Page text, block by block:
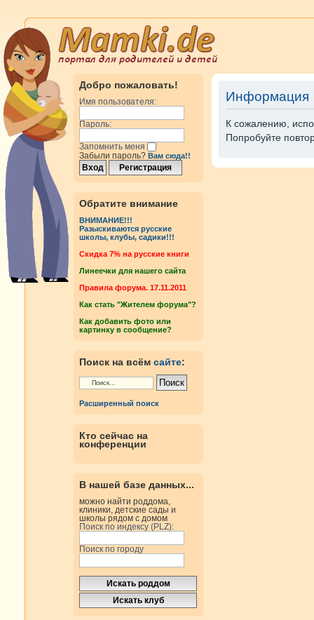
Добро пожаловать!
Имя пользователя:
Пароль:
Запомнить меня
Забыли пароль? Вам сюда!!
Обратите внимание
ВНИМАНИЕ!!!
Разыскиваются русские
школы, клубы, садики!!!
Cкидка 7% на русские книги
Линеечки для нашего сайта
Правила форума. 17.11.2011
Как стать "Жителем форума"?
Как добавить фото или
картинку в сообщение?
Поиск на всём сайте:
Расширенный поиск
Кто сейчас на
конференции
В нашей базе данных...
можно найти роддома,
клиники, детские сады и
школы рядом с домом
Поиск по индексу (PLZ):
Поиск по городу
Информация
К сожалению,
Попробуйте